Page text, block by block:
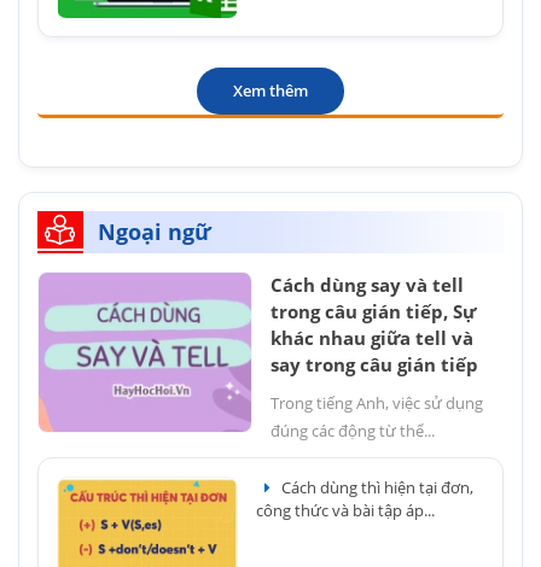
Xem thêm
Ngoại ngữ
Cách dùng say và tell
trong câu gián tiếp, Sự
khác nhau giữa tell và
say trong câu gián tiếp
Trong tiếng Anh, việc sử dụng
đúng các động từ thể...
Cách dùng thì hiện tại đơn,
công thức và bài tập áp...